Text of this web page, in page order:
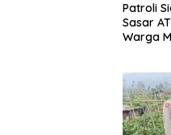
Patroli
Sasar
Warga